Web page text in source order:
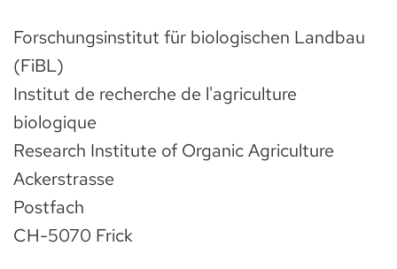
Forschungsinstitut für biologischen Landbau
(FiBL)
Institut de recherche de l'agriculture
biologique
Research Institute of Organic Agriculture
Ackerstrasse
Postfach
CH-5070 Frick